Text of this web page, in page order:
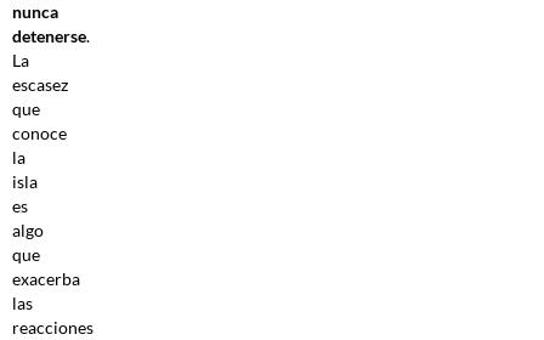
nunca
detenerse.
La
escasez
que
conoce
la
isla
es
algo
que
exacerba
las
reacciones